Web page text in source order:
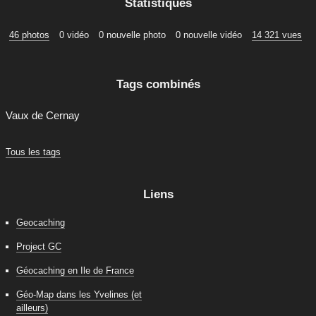
46 photos 0 vidéo 0 nouvelle photo 0 nouvelle vidéo 14 321 vues
Tags combinés
Vaux de Cernay
Tous les tags
Liens
Geocaching
Project GC
Géocaching en Ile de France
Géo-Map dans les Yvelines (et
ailleurs)